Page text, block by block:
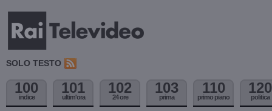
SOLO TESTO
100
indice
101
ultim'ora
102
24 ore
103
prima
110
primo piano
120
politica